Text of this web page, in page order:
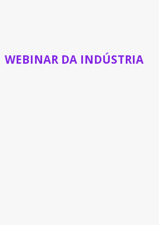
WEBINAR DA INDÚSTRIA